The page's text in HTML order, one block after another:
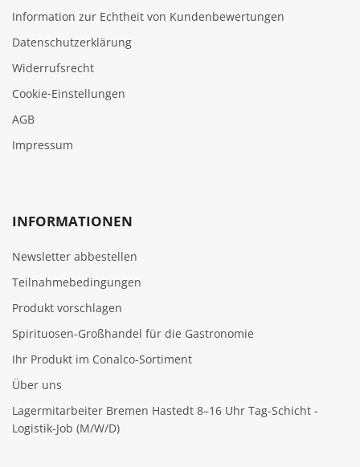
Information zur Echtheit von Kundenbewertungen
Datenschutzerklärung
Widerrufsrecht
Cookie‑Einstellungen
AGB
Impressum
INFORMATIONEN
Newsletter abbestellen
Teilnahmebedingungen
Produkt vorschlagen
Spirituosen-Großhandel für die Gastronomie
Ihr Produkt im Conalco-Sortiment
Über uns
Lagermitarbeiter Bremen Hastedt 8–16 Uhr Tag-Schicht -
Logistik-Job (M/W/D)